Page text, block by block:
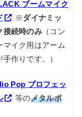
ブームマイク
※ダイナミッ
接続時のみ （コン
マイク用はアーム
作りです。）
Pop プロフェッ
等のメタルポ